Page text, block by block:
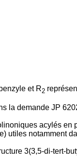
et R2
la demande JP
acylés
utiles notamment
3(3,5-di-tert-